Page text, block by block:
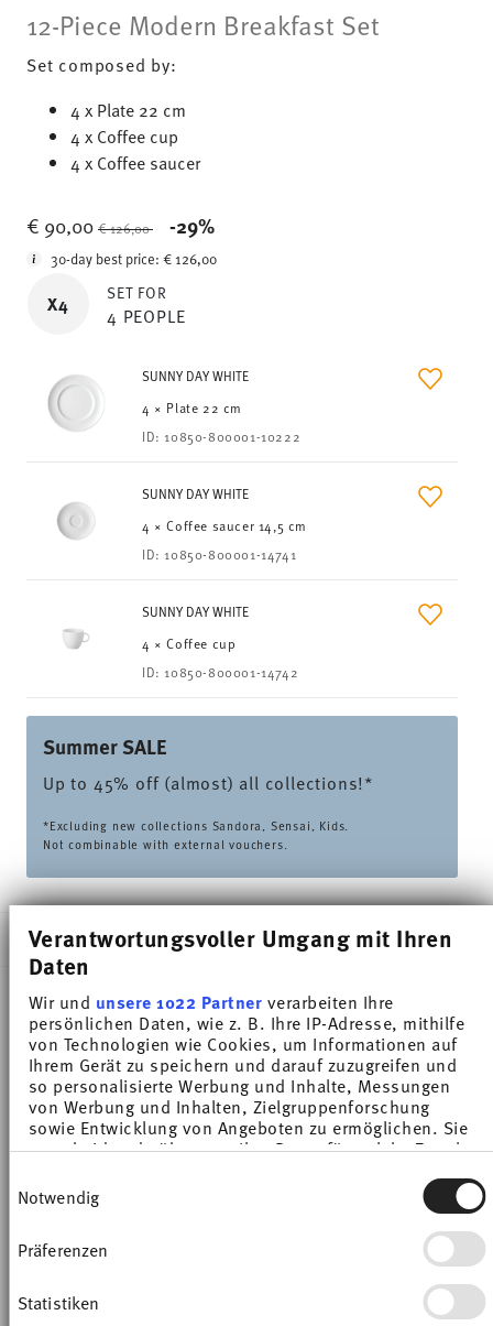
Verantwortungsvoller Umgang mit Ihren
Daten
Wir und unsere 1022 Partnerverarbeiten Ihre
persönlichen Daten, wie z. B. Ihre IP-Adresse, mithilfe
von Technologien wie Cookies, um Informationen auf
Ihrem Gerät zu speichern und darauf zuzugreifen und
so personalisierte Werbung und Inhalte, Messungen
von Werbung und Inhalten, Zielgruppenforschung
sowie Entwicklung von Angeboten zu ermöglichen. Sie
entscheiden darüber, wer Ihre Daten für welche Zwecke
Cookie-Erklärung oder durch Klicken auf das Privacy
Trigger Symbol ändern oder widerrufen
Wenn Sie es erlauben, würden wir auch gerne:
erfassen, welche bis auf einige Meter genau sein
Notwendig
Präferenzen
Statistiken
12-Piece Modern Breakfast Set
Set composed by:
4 x Plate 22 cm
4 x Coffee cup
4 x Coffee saucer
€ 90,00 Price reduced from
€ 126,00 -29%
30-day best price:€ 126,00
X4 SET FOR
4 PEOPLE
SUNNY DAY WHITE
4 × Plate 22 cm
ID:10850-800001-10222
SUNNY DAY WHITE
4 × Coffee saucer 14,5 cm
ID:10850-800001-14741
SUNNY DAY WHITE
4 × Coffee cup
ID:10850-800001-14742
Summer SALE
Up to 45% off (almost) all collections!*
*Excluding new collections Sandora, Sensai, Kids.
Not combinable with external vouchers.
DESCRIPTION
Thomas Sunny Day 12-Piece Modern Breakfast Set,
Porcelain, White
The extensive colour palette with the great variety
of combinations make Sunny Day so special,
allowing it to be used in cooking and kitchen
cheerful style ensures that every day is simply
unique.HAVE A SUNNY DAY!